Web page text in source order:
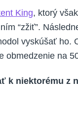
King, ktorý
“zžiť”.
vyskúšať ho.
obmedzenie na
k niektorému z